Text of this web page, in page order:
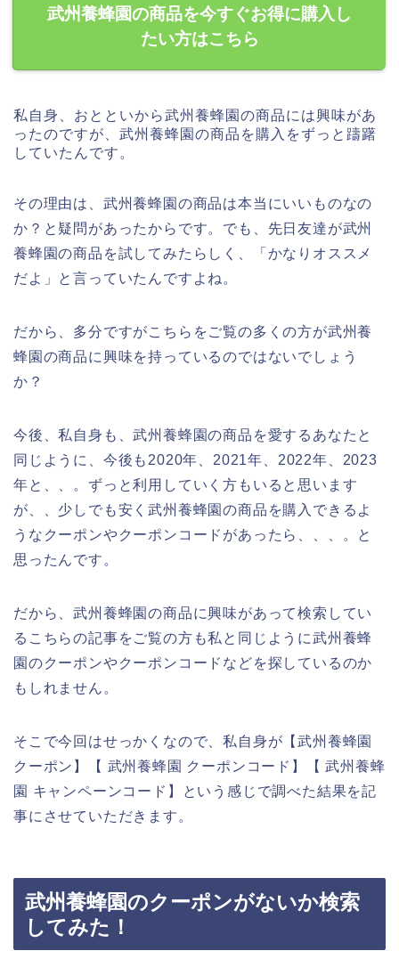
武州養蜂園の商品を今すぐお得に購入し
たい方はこちら
私自身、おとといから武州養蜂園の商品には興味があ
ったのですが、武州養蜂園の商品を購入をずっと躊躇
していたんです。
その理由は、武州養蜂園の商品は本当にいいものなの
か？と疑問があったからです。でも、先日友達が武州
養蜂園の商品を試してみたらしく、「かなりオススメ
だよ」と言っていたんですよね。
だから、多分ですがこちらをご覧の多くの方が武州養
蜂園の商品に興味を持っているのではないでしょう
か？
今後、私自身も、武州養蜂園の商品を愛するあなたと
同じように、今後も2020年、2021年、2022年、2023
年と、、。ずっと利用していく方もいると思います
が、、少しでも安く武州養蜂園の商品を購入できるよ
うなクーポンやクーポンコードがあったら、、、。と
思ったんです。
だから、武州養蜂園の商品に興味があって検索してい
るこちらの記事をご覧の方も私と同じように武州養蜂
園のクーポンやクーポンコードなどを探しているのか
もしれません。
そこで今回はせっかくなので、私自身が【武州養蜂園
クーポン】【 武州養蜂園 クーポンコード】【 武州養蜂
園 キャンペーンコード】という感じで調べた結果を記
事にさせていただきます。
武州養蜂園のクーポンがないか検索
してみた！